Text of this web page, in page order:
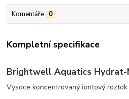
Komentáře 0
Kompletní specifikace
Brightwell Aquatics Hydrat-
Vysoce koncentrovaný iontový roztok